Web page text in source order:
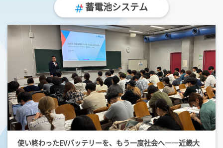
蓄電池システム
使い終わったEVバッテリーを、もう一度社会へ――近畿大